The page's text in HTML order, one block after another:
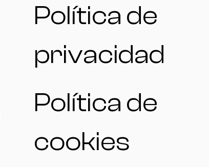
Política de
privacidad
Política de
cookies